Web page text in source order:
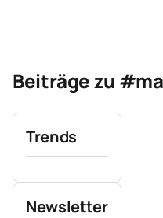
Beiträge zu
Trends
Newsletter